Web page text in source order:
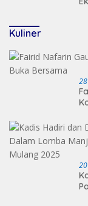
Kuliner